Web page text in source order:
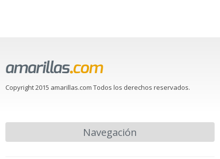
Copyright 2015 amarillas.com Todos los derechos reservados.
Navegación